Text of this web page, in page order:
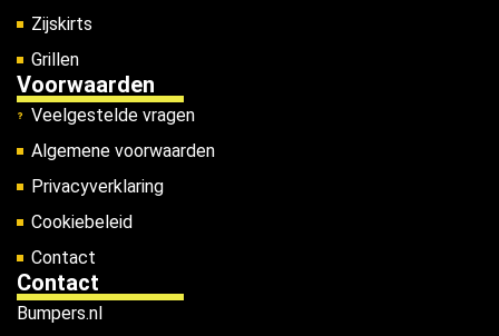
Zijskirts
Grillen
Voorwaarden
Veelgestelde vragen
Algemene voorwaarden
Privacyverklaring
Cookiebeleid
Contact
Contact
Bumpers.nl